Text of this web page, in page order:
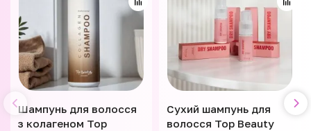
Шампунь для волосся
з колагеном Top
Сухий шампунь для
волосся Top Beauty